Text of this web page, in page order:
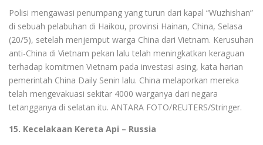
Polisi mengawasi penumpang yang turun dari kapal “Wuzhishan”
di sebuah pelabuhan di Haikou, provinsi Hainan, China, Selasa
(20/5), setelah menjemput warga China dari Vietnam. Kerusuhan
anti-China di Vietnam pekan lalu telah meningkatkan keraguan
terhadap komitmen Vietnam pada investasi asing, kata harian
pemerintah China Daily Senin lalu. China melaporkan mereka
telah mengevakuasi sekitar 4000 warganya dari negara
tetangganya di selatan itu. ANTARA FOTO/REUTERS/Stringer.
15. Kecelakaan Kereta Api – Russia